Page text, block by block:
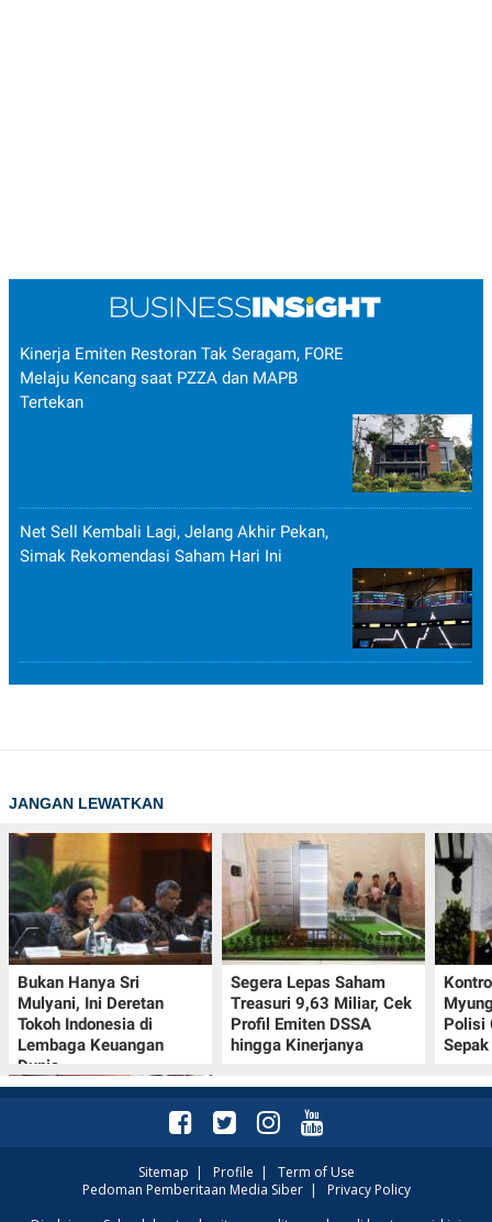
Kinerja Emiten Restoran Tak Seragam, FORE
Melaju Kencang saat PZZA dan MAPB
Tertekan
Net Sell Kembali Lagi, Jelang Akhir Pekan,
Simak Rekomendasi Saham Hari Ini
JANGAN LEWATKAN
Bukan Hanya Sri
Mulyani, Ini Deretan
Tokoh Indonesia di
Lembaga Keuangan
Dunia
Segera Lepas Saham
Treasuri 9,63 Miliar, Cek
Profil Emiten DSSA
hingga Kinerjanya
Polisi
Sitemap Profile
Term of Use
Pedoman Pemberitaan Media Siber| Privacy Policy